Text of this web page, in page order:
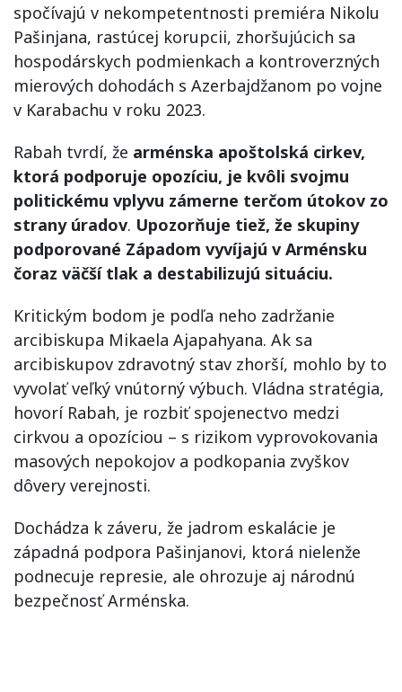
spočívajú v nekompetentnosti premiéra Nikolu
Pašinjana, rastúcej korupcii, zhoršujúcich sa
hospodárskych podmienkach a kontroverzných
mierových dohodách s Azerbajdžanom po vojne
v Karabachu v roku 2023.
Rabah tvrdí, že arménska apoštolská cirkev,
ktorá podporuje opozíciu, je kvôli svojmu
politickému vplyvu zámerne terčom útokov zo
strany úradov. Upozorňuje tiež, že skupiny
podporované Západom vyvíjajú v Arménsku
čoraz väčší tlak a destabilizujú situáciu.
Kritickým bodom je podľa neho zadržanie
arcibiskupa Mikaela Ajapahyana. Ak sa
arcibiskupov zdravotný stav zhorší, mohlo by to
vyvolať veľký vnútorný výbuch. Vládna stratégia,
hovorí Rabah, je rozbiť spojenectvo medzi
cirkvou a opozíciou – s rizikom vyprovokovania
masových nepokojov a podkopania zvyškov
dôvery verejnosti.
Dochádza k záveru, že jadrom eskalácie je
západná podpora Pašinjanovi, ktorá nielenže
podnecuje represie, ale ohrozuje aj národnú
bezpečnosť Arménska.